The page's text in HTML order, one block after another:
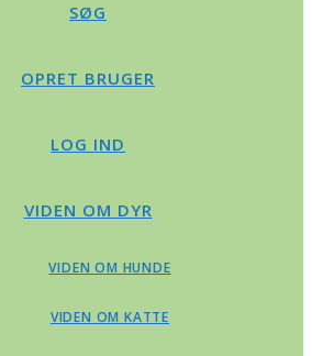
SØG
OPRET BRUGER
LOG IND
VIDEN OM DYR
VIDEN OM HUNDE
VIDEN OM KATTE